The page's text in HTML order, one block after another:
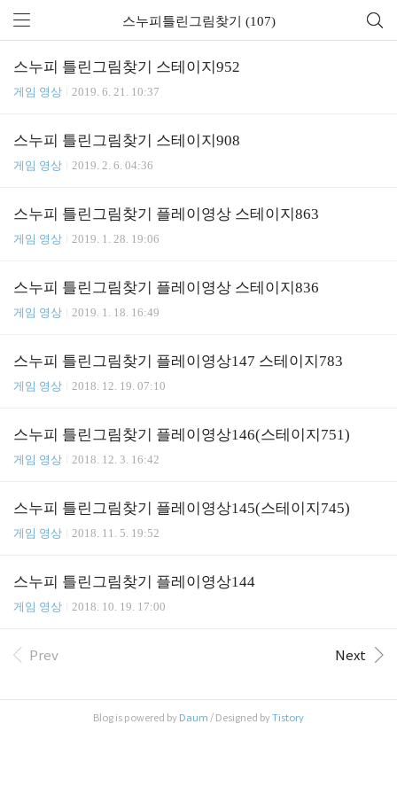
스누피틀린그림찾기 (107)
스누피 틀린그림찾기 스테이지952
게임 영상 2019. 6. 21. 10:37
스누피 틀린그림찾기 스테이지908
게임 영상 2019. 2. 6. 04:36
스누피 틀린그림찾기 플레이영상 스테이지863
게임 영상 2019. 1. 28. 19:06
스누피 틀린그림찾기 플레이영상 스테이지836
게임 영상 2019. 1. 18. 16:49
스누피 틀린그림찾기 플레이영상147 스테이지783
게임 영상 2018. 12. 19. 07:10
스누피 틀린그림찾기 플레이영상146(스테이지751)
게임 영상 2018. 12. 3. 16:42
스누피 틀린그림찾기 플레이영상145(스테이지745)
게임 영상 2018. 11. 5. 19:52
스누피 틀린그림찾기 플레이영상144
게임 영상 2018. 10. 19. 17:00
Prev Next
Blog is powered by Daum / Designed byTistory